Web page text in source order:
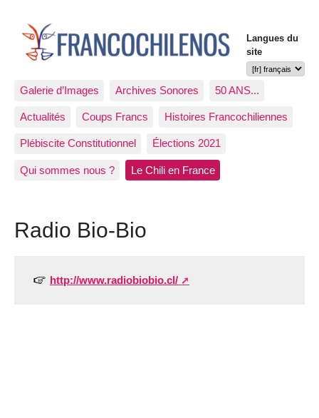
Langues du
site
Galerie d’Images Archives Sonores 50 ANS...
Actualités Coups Francs Histoires Francochiliennes
Plébiscite Constitutionnel Élections 2021
Qui sommes nous ? Le Chili en France
Radio Bio-Bio
http://www.radiobiobio.cl/